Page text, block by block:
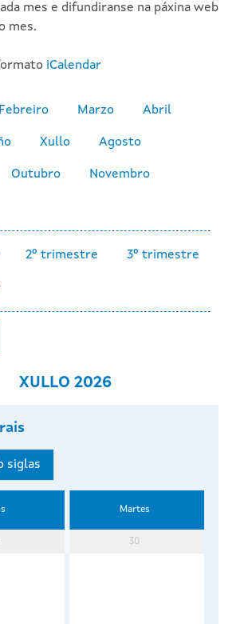
mes e difundiranse na páxina web
mes.
iCalendar
Febreiro Marzo Abril
Xullo Agosto
Outubro Novembro
2º trimestre 3º trimestre
XULLO 2026
siglas
Martes
30